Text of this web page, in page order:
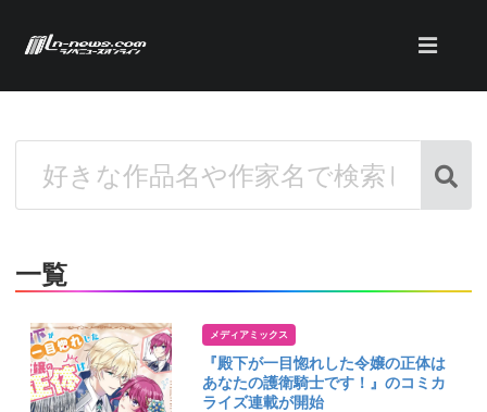
一覧
メディアミックス
『殿下が一目惚れした令嬢の正体は
あなたの護衛騎士です！』のコミカ
ライズ連載が開始